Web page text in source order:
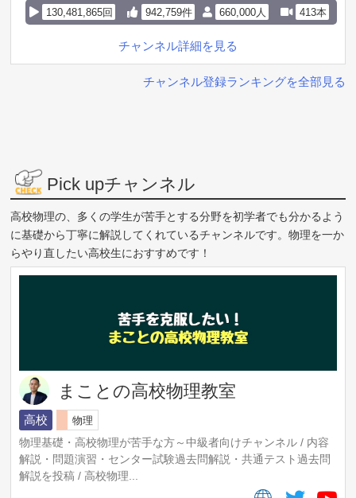
660,000人 413本
130,481,865回 942,759件
チャンネル詳細を見る
チャンネル登録ランキングを全部見る
Pick upチャンネル
高校物理の、多くの学生が苦手とする分野を初学者でも分かるよう
に基礎から丁寧に解説してくれているチャンネルです。物理を一か
らやり直したい高校生におすすめです！
まことの高校物理教室
高校
物理
物理基礎・高校物理が苦手な方～中級者向けチャンネル / 内容
解説・問題演習・センター試験過去問解説・共通テスト過去問
解説を投稿 / 高校物理...